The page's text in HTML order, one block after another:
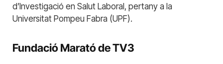
d’Investigació en Salut Laboral, pertany a la
Universitat Pompeu Fabra (UPF).
Fundació Marató de TV3